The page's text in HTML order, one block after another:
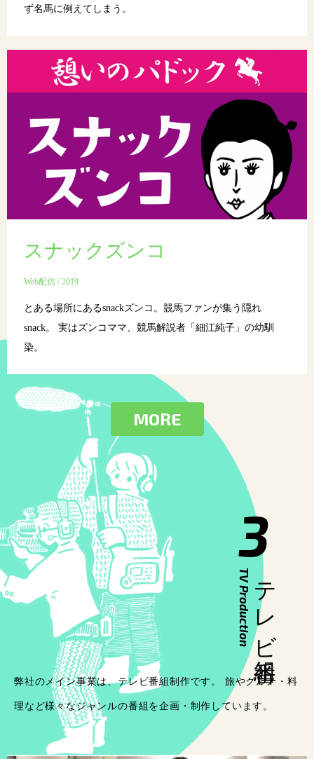
ず名馬に例えてしまう。
スナックズンコ
Web配信 / 2019
とある場所にあるsnackズンコ。競馬ファンが集う隠れ
snack。 実はズンコママ、競馬解説者「細江純子」の幼馴
染。
MORE
3
テレビ番組
TV Production
弊社のメイン事業は、テレビ番組制作です。 旅やグルメ・料
理など様々なジャンルの番組を企画・制作しています。